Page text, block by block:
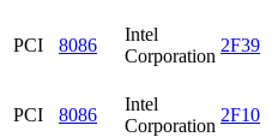
PCI 8086
Intel
Corporation
2F39
PCI 8086
Intel
Corporation
2F10